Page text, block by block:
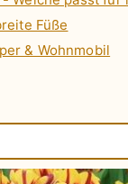
Füße
& Wohnmobil